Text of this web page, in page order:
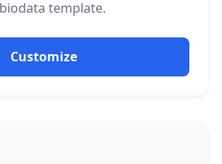
biodata template.
Customize